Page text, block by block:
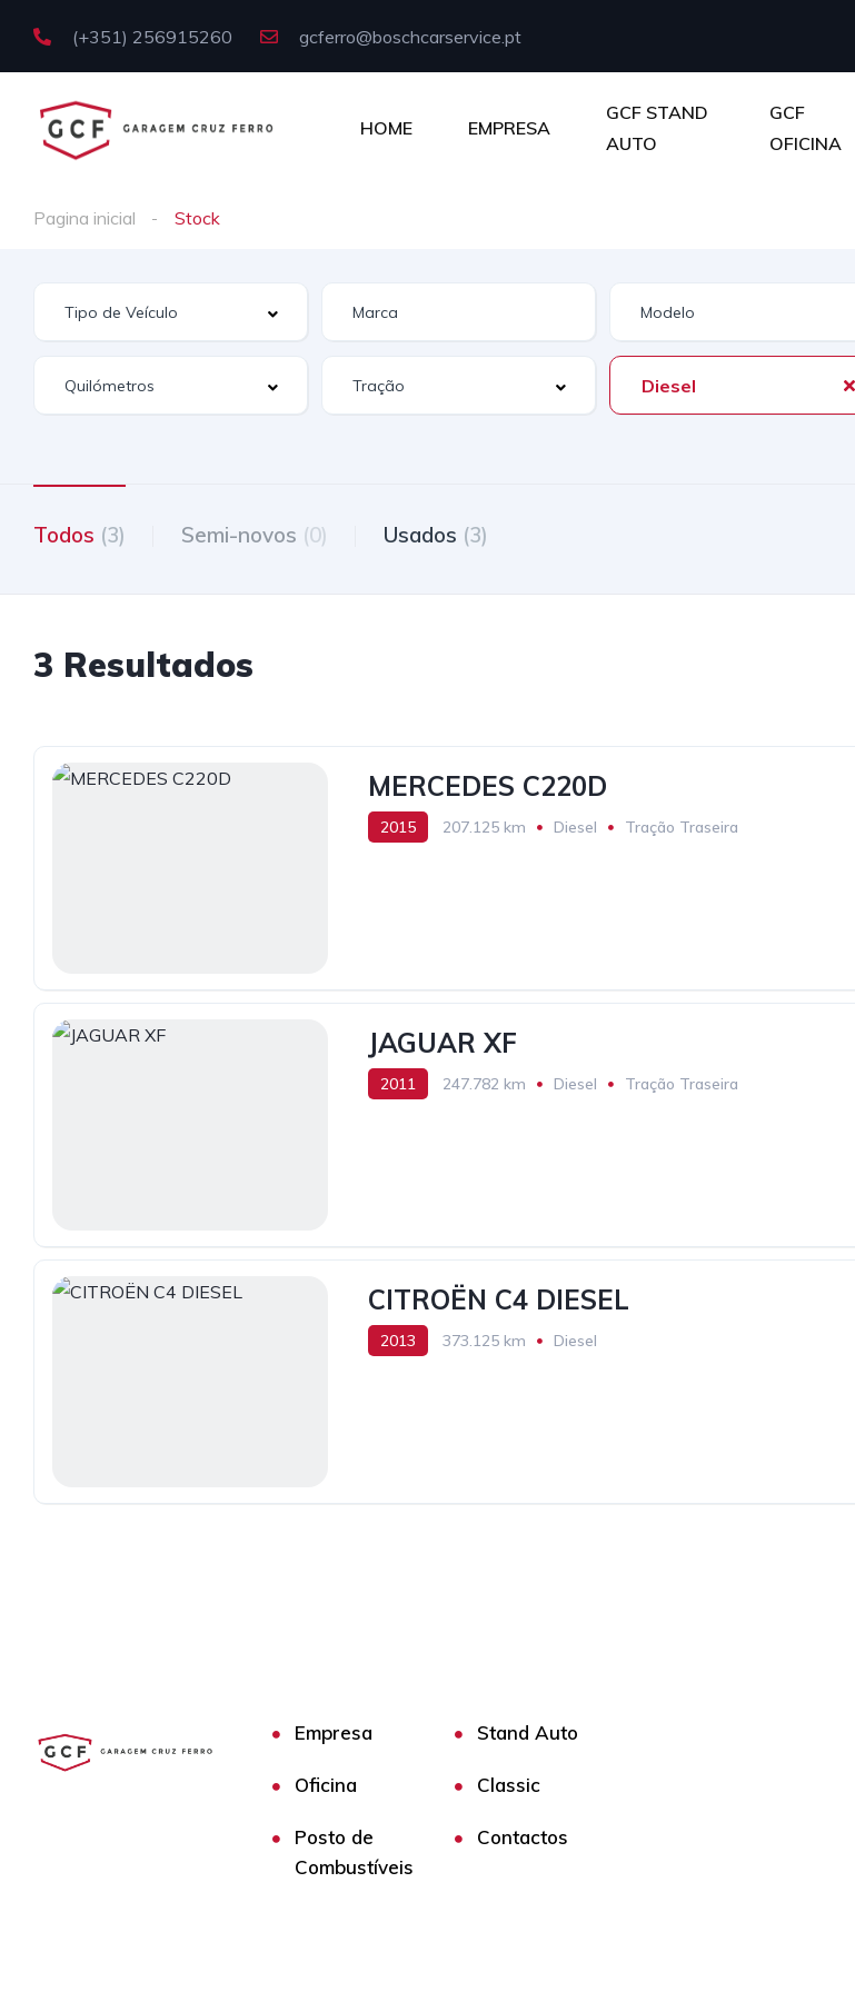
(+351) 256915260 gcferro@boschcarservice.pt
HOME EMPRESA
GCF STAND
AUTO
GCF
OFICINA
Pagina inicial Stock
Diesel
Todos (3) Semi-novos (0) Usados (3)
3 Resultados
MERCEDES C220D
2015 207.125 km Diesel Tração Traseira
JAGUAR XF
2011 247.782 km Diesel Tração Traseira
CITROËN C4 DIESEL
2013 373.125 km Diesel
Empresa Stand Auto
Oficina Classic
Posto de
Combustíveis
Contactos